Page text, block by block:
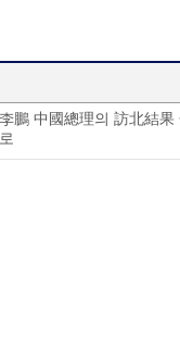
李鵬 中國總理의 訪北結
로